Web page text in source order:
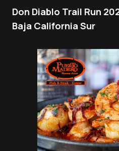
Don Diablo Trail Run
Baja California Sur